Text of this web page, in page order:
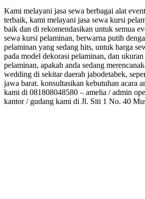
Kami melayani jasa sewa berbagai alat
terbaik, kami melayani jasa sewa kursi
baik dan di rekomendasikan untuk semua
sewa kursi pelaminan, berwarna putih
pelaminan yang sedang hits, untuk harga
pada model dekorasi pelaminan, dan
pelaminan, apakah anda sedang
wedding di sekitar daerah jabodetabek,
jawa barat. konsultasikan kebutuhan acara
kami di 081808048580 – amelia / admin
kantor / gudang kami di Jl. Siti 1 No. 40